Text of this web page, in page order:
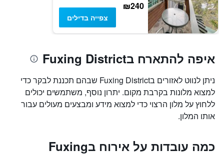
₪240
צפייה בדילים
איפה להתארח בFuxing District
ניתן לנווט לאזורים בFuxing District שבהם תכננת לבקר כדי
למצוא מלונות בקרבת מקום. יתרון נוסף, משתמשים יכולים
ללחוץ על מלון הרצוי כדי למצוא מידע ומבצעים מעולים עבור
אותו המלון.
כמה עובדות על אירוח בFuxing